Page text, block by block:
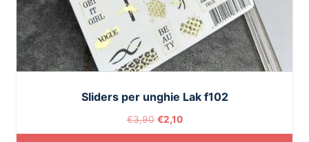
Sliders per unghie Lak f102
€3,90 €2,10